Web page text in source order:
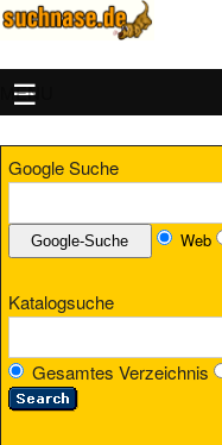
MENU
Google Suche
Web
Katalogsuche
Gesamtes Verzeichnis